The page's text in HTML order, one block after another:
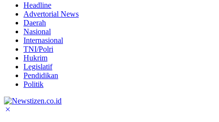
Headline
Advertorial News
Daerah
Nasional
Internasional
TNI/Polri
Hukrim
Legislatif
Pendidikan
Politik